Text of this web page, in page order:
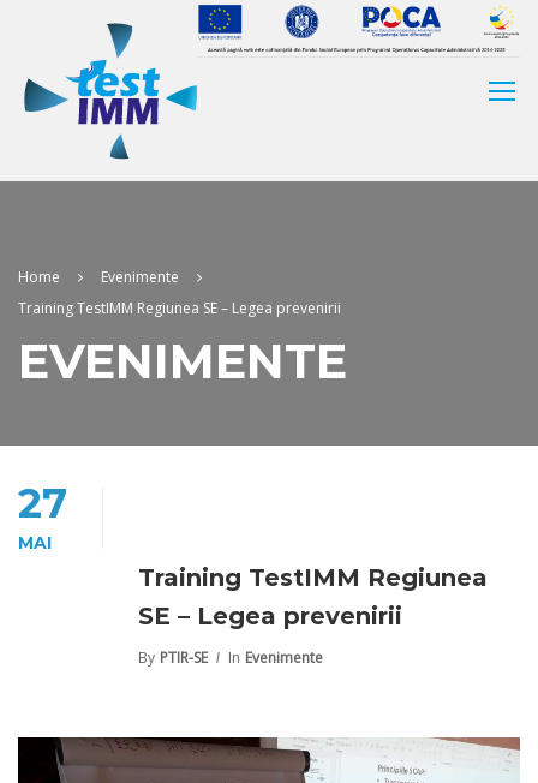
Home
Evenimente
Training TestIMM Regiunea SE – Legea prevenirii
EVENIMENTE
27
MAI
Training TestIMM Regiunea
SE – Legea prevenirii
By PTIR-SE In Evenimente